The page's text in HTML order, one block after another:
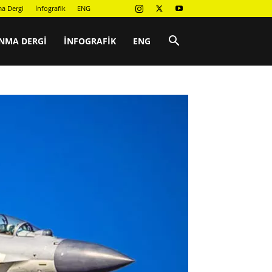
Dergi İnfografik ENG
DERGI İNFOGRAFIK ENG